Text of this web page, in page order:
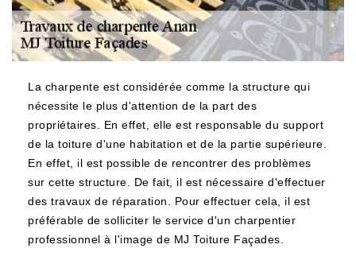
La charpente est considérée comme la structure qui
nécessite le plus d'attention de la part des
propriétaires. En effet, elle est responsable du support
de la toiture d'une habitation et de la partie supérieure.
En effet, il est possible de rencontrer des problèmes
sur cette structure. De fait, il est nécessaire d'effectuer
des travaux de réparation. Pour effectuer cela, il est
préférable de solliciter le service d'un charpentier
professionnel à l'image de MJ Toiture Façades.